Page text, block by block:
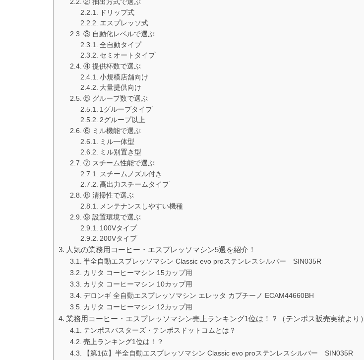
ドリップ式
エスプレッソ式
③ 自動化レベルで選ぶ
全自動タイプ
セミオートタイプ
④ 提供杯数で選ぶ
小規模店舗向け
大量提供向け
⑤ グループ数で選ぶ
1グループタイプ
2グループ以上
⑥ ミル機能で選ぶ
ミル一体型
ミル別置き型
⑦ スチーム性能で選ぶ
スチームノズル付き
高出力スチームタイプ
⑧ 清掃性で選ぶ
メンテナンスしやすい機種
⑨ 設置環境で選ぶ
100Vタイプ
200Vタイプ
人気の業務用コーヒー・エスプレッソマシン5選を紹介！
半全自動エスプレッソマシン Classic evo proステンレスシルバー SIN035R
カリタ コーヒーマシン 15カップ用
カリタ コーヒーマシン 10カップ用
デロンギ 全自動エスプレッソマシン エレッタ カプチーノ ECAM44660BH
カリタ コーヒーマシン 12カップ用
業務用コーヒー・エスプレッソマシン売上ランキング1位は！？（テンポス販売実績より）
テンポスバスターズ・テンポスドットコムとは？
売上ランキング1位は！？
【第1位】半全自動エスプレッソマシン Classic evo proステンレスシルバー SIN035R